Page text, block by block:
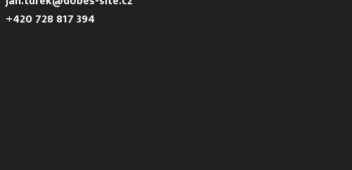
+420 728 817 394